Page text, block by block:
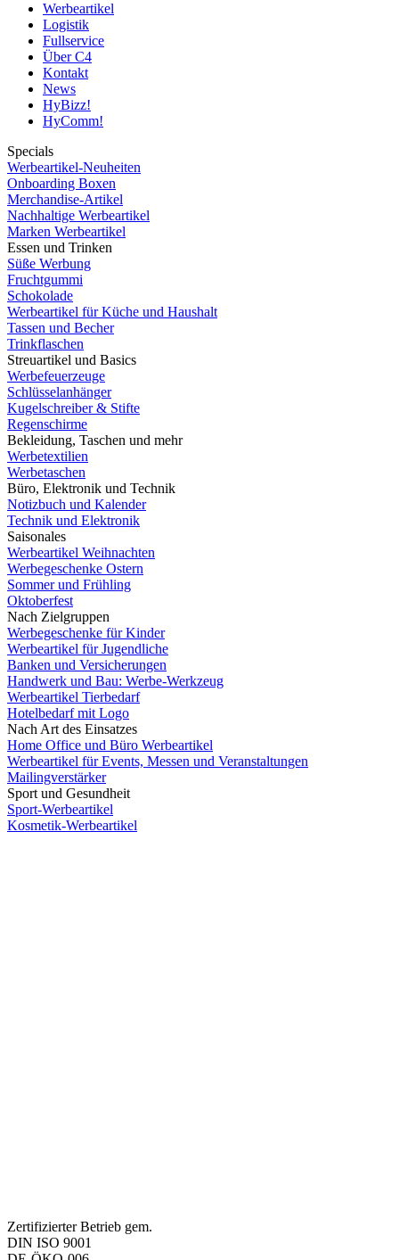
Werbeartikel
Logistik
Fullservice
Über C4
Kontakt
News
HyBizz!
HyComm!
Specials
Werbeartikel-Neuheiten
Onboarding Boxen
Merchandise-Artikel
Nachhaltige Werbeartikel
Marken Werbeartikel
Essen und Trinken
Süße Werbung
Fruchtgummi
Schokolade
Werbeartikel für Küche und Haushalt
Tassen und Becher
Trinkflaschen
Streuartikel und Basics
Werbefeuerzeuge
Schlüsselanhänger
Kugelschreiber & Stifte
Regenschirme
Bekleidung, Taschen und mehr
Werbetextilien
Werbetaschen
Büro, Elektronik und Technik
Notizbuch und Kalender
Technik und Elektronik
Saisonales
Werbeartikel Weihnachten
Werbegeschenke Ostern
Sommer und Frühling
Oktoberfest
Nach Zielgruppen
Werbegeschenke für Kinder
Werbeartikel für Jugendliche
Banken und Versicherungen
Handwerk und Bau: Werbe-Werkzeug
Werbeartikel Tierbedarf
Hotelbedarf mit Logo
Nach Art des Einsatzes
Home Office und Büro Werbeartikel
Werbeartikel für Events, Messen und Veranstaltungen
Mailingverstärker
Sport und Gesundheit
Sport-Werbeartikel
Kosmetik-Werbeartikel
Zertifizierter Betrieb gem.
DIN ISO 9001